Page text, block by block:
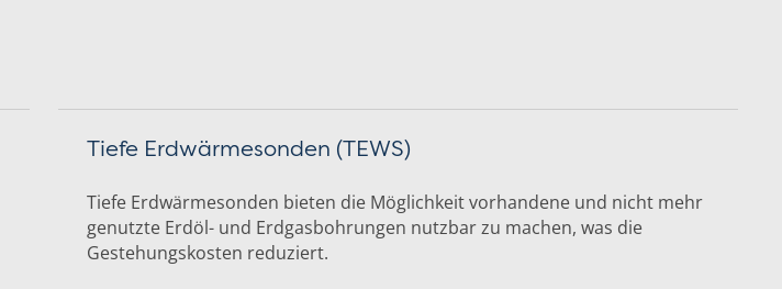
Tiefe Erdwärmesonden (TEWS)
Tiefe Erdwärmesonden bieten die Möglichkeit vorhandene und nicht mehr
genutzte Erdöl- und Erdgasbohrungen nutzbar zu machen, was die
Gestehungskosten reduziert.